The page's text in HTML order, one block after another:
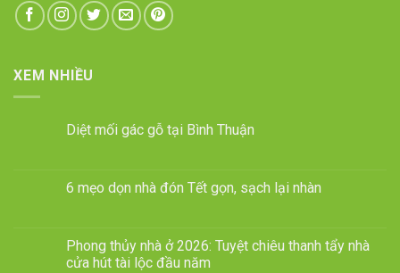
XEM NHIỀU
Diệt mối gác gỗ tại Bình Thuận
6 mẹo dọn nhà đón Tết gọn, sạch lại nhàn
Phong thủy nhà ở 2026: Tuyệt chiêu thanh tẩy nhà
cửa hút tài lộc đầu năm